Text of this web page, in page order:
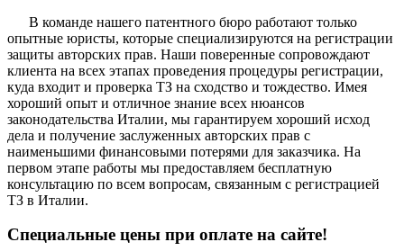
В команде нашего патентного бюро работают только
опытные юристы, которые специализируются на регистрации
защиты авторских прав. Наши поверенные сопровождают
клиента на всех этапах проведения процедуры регистрации,
куда входит и проверка ТЗ на сходство и тождество. Имея
хороший опыт и отличное знание всех нюансов
законодательства Италии, мы гарантируем хороший исход
дела и получение заслуженных авторских прав с
наименьшими финансовыми потерями для заказчика. На
первом этапе работы мы предоставляем бесплатную
консультацию по всем вопросам, связанным с регистрацией
ТЗ в Италии.
Специальные цены при оплате на сайте!